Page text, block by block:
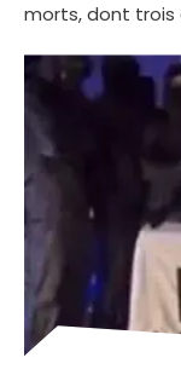
morts, dont trois